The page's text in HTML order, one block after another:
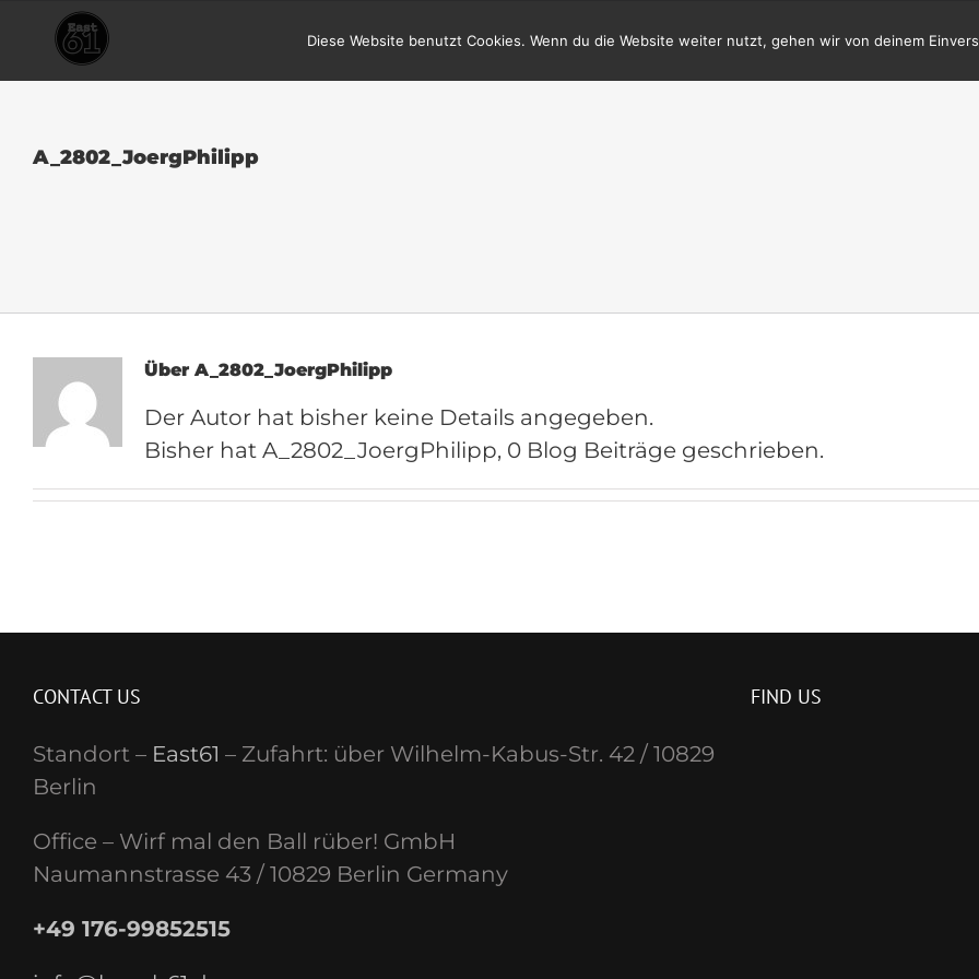
Inhalt
springen
A_2802_JoergPhilipp
Über A_2802_JoergPhilipp
Der Autor hat bisher keine Details angegeben.
Bisher hat A_2802_JoergPhilipp, 0 Blog Beiträge geschrieben.
CONTACT US
Standort – East61 – Zufahrt: über Wilhelm-Kabus-Str. 42 / 10829
Berlin
Office – Wirf mal den Ball rüber! GmbH
Naumannstrasse 43 / 10829 Berlin Germany
+49 176-99852515
FIND US
Diese Website benutzt Cookies. Wenn du die Website weiter nutzt, gehen wir von deinem